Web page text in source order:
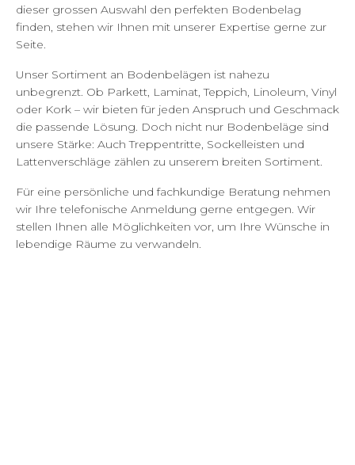
dieser grossen Auswahl den perfekten Bodenbelag
finden, stehen wir Ihnen mit unserer Expertise gerne zur
Seite.
Unser Sortiment an Bodenbelägen ist nahezu
unbegrenzt. Ob Parkett, Laminat, Teppich, Linoleum, Vinyl
oder Kork – wir bieten für jeden Anspruch und Geschmack
die passende Lösung. Doch nicht nur Bodenbeläge sind
unsere Stärke: Auch Treppentritte, Sockelleisten und
Lattenverschläge zählen zu unserem breiten Sortiment.
Für eine persönliche und fachkundige Beratung nehmen
wir Ihre telefonische Anmeldung gerne entgegen. Wir
stellen Ihnen alle Möglichkeiten vor, um Ihre Wünsche in
lebendige Räume zu verwandeln.